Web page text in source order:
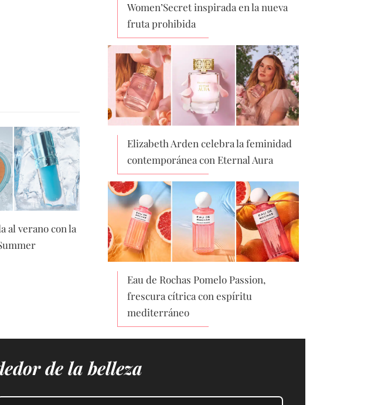
al verano con la
Women’Secret inspirada en la nueva
fruta prohibida
Elizabeth Arden celebra la feminidad
contemporánea con Eternal Aura
Eau de Rochas Pomelo Passion,
frescura cítrica con espíritu
mediterráneo
de la belleza